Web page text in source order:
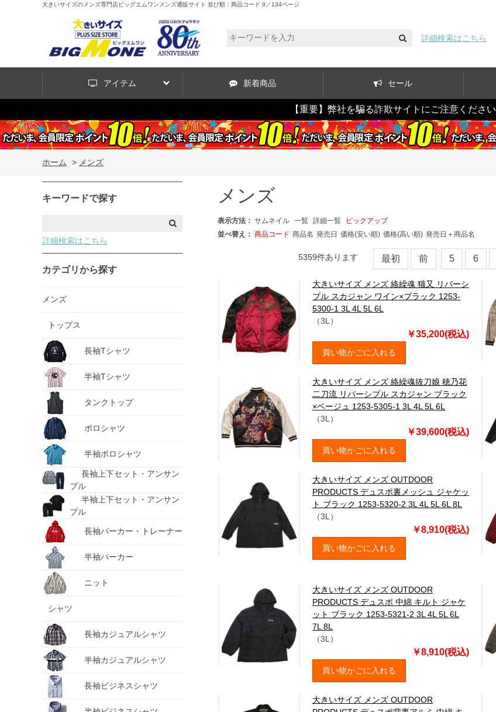
大きいサイズのメンズ専門店ビッグエムワンメンズ通販サイト 並び順：商品コード 9／134ページ
詳細検索はこちら
アイテム 新着商品 セール
【重要】弊社を騙る詐欺サイトにご注意ください
ホーム > メンズ
キーワードで探す
詳細検索はこちら
カテゴリから探す
メンズ
トップス
長袖Tシャツ
半袖Tシャツ
タンクトップ
ポロシャツ
半袖ポロシャツ
長袖上下セット・アンサン
ブル
半袖上下セット・アンサン
ブル
長袖パーカー・トレーナー
半袖パーカー
ニット
シャツ
長袖カジュアルシャツ
半袖カジュアルシャツ
長袖ビジネスシャツ
メンズ
表示方法： サムネイル 一覧 詳細一覧
ピックアップ
並べ替え： 商品コード 商品名 発売日 価格(安い順) 価格(高い順) 発売日＋商品名
5359件あります 最初 前 5 6
大きいサイズ メンズ 絡繰魂 猫又 リバーシ
ブル スカジャン ワイン×ブラック 1253-
5300-1 3L 4L 5L 6L
（3L）
￥35,200(税込)
買い物かごに入れる
大きいサイズ メンズ 絡繰魂抜刀娘 穂乃花
二刀流 リバーシブル スカジャン ブラック
×ベージュ 1253-5305-1 3L 4L 5L 6L
（3L）
￥39,600(税込)
買い物かごに入れる
大きいサイズ メンズ OUTDOOR
PRODUCTS デュスポ裏メッシュ ジャケッ
ト ブラック 1253-5320-2 3L 4L 5L 6L 8L
（3L）
￥8,910(税込)
買い物かごに入れる
大きいサイズ メンズ OUTDOOR
PRODUCTS デュスポ 中綿 キルト ジャケ
ット ブラック 1253-5321-2 3L 4L 5L 6L
7L 8L
（3L）
￥8,910(税込)
買い物かごに入れる
大きいサイズ メンズ OUTDOOR